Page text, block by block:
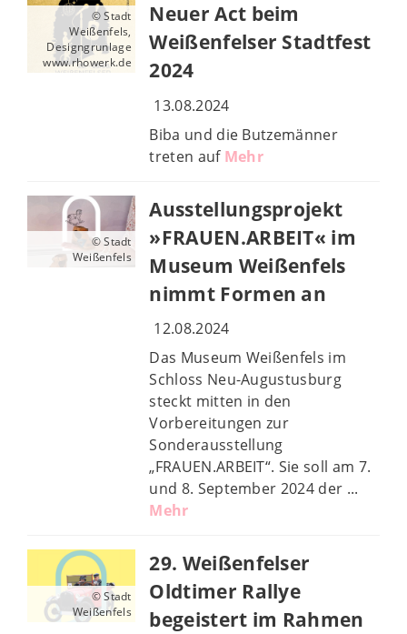
© Stadt
Weißenfels,
Designgrunlage
www.rhowerk.de
Neuer Act beim
Weißenfelser Stadtfest
2024
13.08.2024
Biba und die Butzemänner
treten auf Mehr
© Stadt
Weißenfels
Ausstellungsprojekt
»FRAUEN.ARBEIT« im
Museum Weißenfels
nimmt Formen an
12.08.2024
Das Museum Weißenfels im
Schloss Neu-Augustusburg
steckt mitten in den
Vorbereitungen zur
Sonderausstellung
„FRAUEN.ARBEIT“. Sie soll am 7.
und 8. September 2024 der ...
Mehr
© Stadt
Weißenfels
29. Weißenfelser
Oldtimer Rallye
begeistert im Rahmen